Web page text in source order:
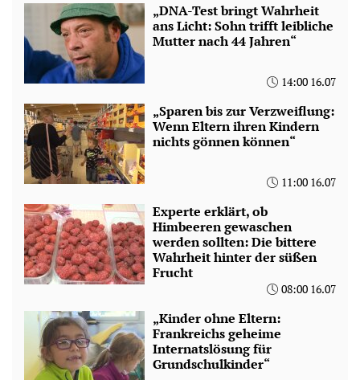
„DNA-Test bringt Wahrheit
ans Licht: Sohn trifft leibliche
Mutter nach 44 Jahren“
14:00 16.07
„Sparen bis zur Verzweiflung:
Wenn Eltern ihren Kindern
nichts gönnen können“
11:00 16.07
Experte erklärt, ob
Himbeeren gewaschen
werden sollten: Die bittere
Wahrheit hinter der süßen
Frucht
08:00 16.07
„Kinder ohne Eltern:
Frankreichs geheime
Internatslösung für
Grundschulkinder“